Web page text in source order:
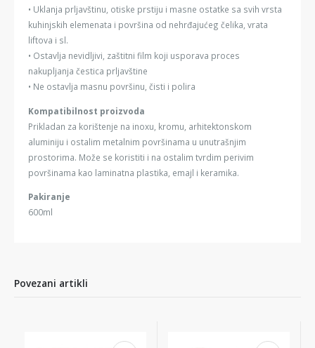
• Uklanja prljavštinu, otiske prstiju i masne ostatke sa svih vrsta
kuhinjskih elemenata i površina od nehrđajućeg čelika, vrata
liftova i sl.
• Ostavlja nevidljivi, zaštitni film koji usporava proces
nakupljanja čestica prljavštine
• Ne ostavlja masnu površinu, čisti i polira
Kompatibilnost proizvoda
Prikladan za korištenje na inoxu, kromu, arhitektonskom
aluminiju i ostalim metalnim površinama u unutrašnjim
prostorima. Može se koristiti i na ostalim tvrdim perivim
površinama kao laminatna plastika, emajl i keramika.
Pakiranje
600ml
Povezani artikli